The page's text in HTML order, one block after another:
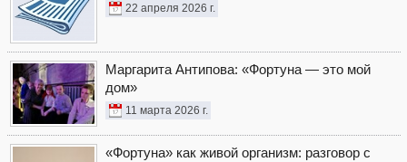
22 апреля 2026 г.
Маргарита Антипова: «Фортуна — это мой
дом»
11 марта 2026 г.
«Фортуна» как живой организм: разговор с